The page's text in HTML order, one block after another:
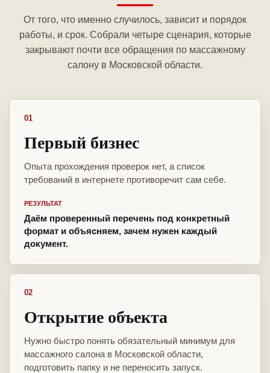
От того, что именно случилось, зависит и порядок
работы, и срок. Собрали четыре сценария, которые
закрывают почти все обращения по массажному
салону в Московской области.
01
Первый бизнес
Опыта прохождения проверок нет, а список
требований в интернете противоречит сам себе.
РЕЗУЛЬТАТ
Даём проверенный перечень под конкретный
формат и объясняем, зачем нужен каждый
документ.
02
Открытие объекта
Нужно быстро понять обязательный минимум для
массажного салона в Московской области,
подготовить папку и не переносить запуск.